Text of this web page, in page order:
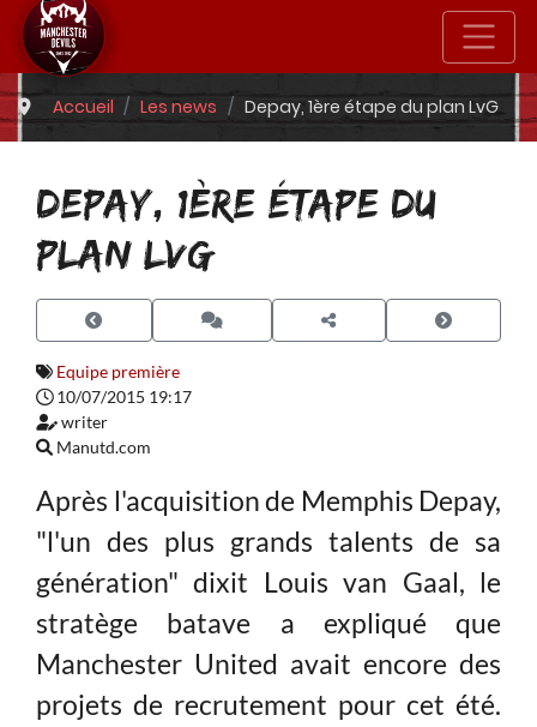
Accueil Les news Depay, 1ère étape du plan LvG
DEPAY, 1ÈRE ÉTAPE DU
PLAN LVG
Equipe première
10/07/2015 19:17
writer
Manutd.com
Après l'acquisition de Memphis Depay,
"l'un des plus grands talents de sa
génération" dixit Louis van Gaal, le
stratège batave a expliqué que
Manchester United avait encore des
projets de recrutement pour cet été.